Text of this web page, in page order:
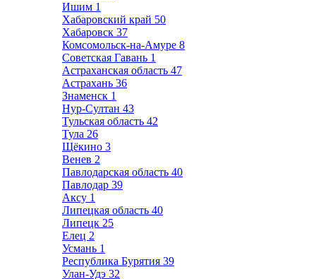
Ишим 1
Хабаровский край 50
Хабаровск 37
Комсомольск-на-Амуре 8
Советская Гавань 1
Астраханская область 47
Астрахань 36
Знаменск 1
Нур-Султан 43
Тульская область 42
Тула 26
Щёкино 3
Венев 2
Павлодарская область 40
Павлодар 39
Аксу 1
Липецкая область 40
Липецк 25
Елец 2
Усмань 1
Республика Бурятия 39
Улан-Удэ 32